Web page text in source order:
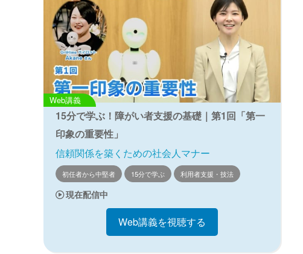
Web講義
15分で学ぶ！障がい者支援の基礎｜第1回「第一
印象の重要性」
信頼関係を築くための社会人マナー
初任者から中堅者 15分で学ぶ 利用者支援・技法
現在配信中
Web講義を視聴する